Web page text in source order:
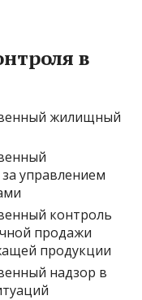
в
жилищный
управлением
контроль
продажи
продукции
надзор в